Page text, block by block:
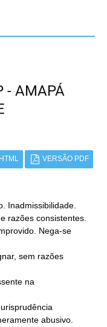
- AMAPÁ
VERSÃO PDF
Inadmissibilidade.